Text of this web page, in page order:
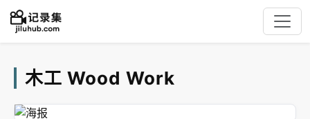
木工 Wood Work